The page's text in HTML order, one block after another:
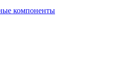
компоненты